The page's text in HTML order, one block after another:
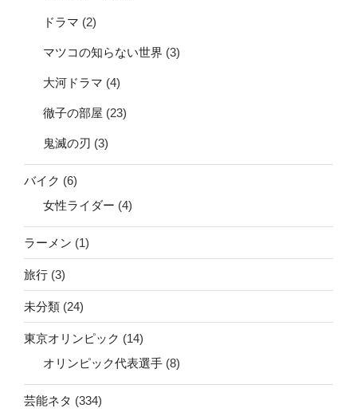
ドラマ (2)
マツコの知らない世界 (3)
大河ドラマ (4)
徹子の部屋 (23)
鬼滅の刃 (3)
バイク (6)
女性ライダー (4)
ラーメン (1)
旅行 (3)
未分類 (24)
東京オリンピック (14)
オリンピック代表選手 (8)
芸能ネタ (334)